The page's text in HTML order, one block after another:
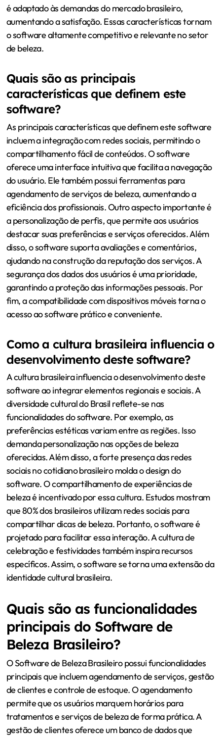
é adaptado às demandas do mercado brasileiro,
aumentando a satisfação. Essas características tornam
o software altamente competitivo e relevante no setor
de beleza.
Quais são as principais
características que definem este
software?
As principais características que definem este software
incluem a integração com redes sociais, permitindo o
compartilhamento fácil de conteúdos. O software
oferece uma interface intuitiva que facilita a navegação
do usuário. Ele também possui ferramentas para
agendamento de serviços de beleza, aumentando a
eficiência dos profissionais. Outro aspecto importante é
a personalização de perfis, que permite aos usuários
destacar suas preferências e serviços oferecidos. Além
disso, o software suporta avaliações e comentários,
ajudando na construção da reputação dos serviços. A
segurança dos dados dos usuários é uma prioridade,
garantindo a proteção das informações pessoais. Por
fim, a compatibilidade com dispositivos móveis torna o
acesso ao software prático e conveniente.
Como a cultura brasileira influencia o
desenvolvimento deste software?
A cultura brasileira influencia o desenvolvimento deste
software ao integrar elementos regionais e sociais. A
diversidade cultural do Brasil reflete-se nas
funcionalidades do software. Por exemplo, as
preferências estéticas variam entre as regiões. Isso
demanda personalização nas opções de beleza
oferecidas. Além disso, a forte presença das redes
sociais no cotidiano brasileiro molda o design do
software. O compartilhamento de experiências de
beleza é incentivado por essa cultura. Estudos mostram
que 80% dos brasileiros utilizam redes sociais para
compartilhar dicas de beleza. Portanto, o software é
projetado para facilitar essa interação. A cultura de
celebração e festividades também inspira recursos
específicos. Assim, o software se torna uma extensão da
identidade cultural brasileira.
Quais são as funcionalidades
principais do Software de
Beleza Brasileiro?
O Software de Beleza Brasileiro possui funcionalidades
principais que incluem agendamento de serviços, gestão
de clientes e controle de estoque. O agendamento
permite que os usuários marquem horários para
tratamentos e serviços de beleza de forma prática. A
gestão de clientes oferece um banco de dados que